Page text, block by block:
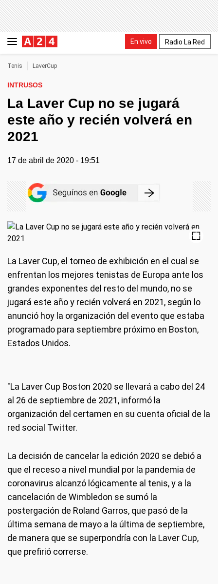
En vivo Radio La Red
Tenis LaverCup
INTRUSOS
La Laver Cup no se jugará
este año y recién volverá en
2021
17 de abril de 2020 - 19:51
La Laver Cup, el torneo de exhibición en el cual se
enfrentan los mejores tenistas de Europa ante los
grandes exponentes del resto del mundo, no se
jugará este año y recién volverá en 2021, según lo
anunció hoy la organización del evento que estaba
programado para septiembre próximo en Boston,
Estados Unidos.
"La Laver Cup Boston 2020 se llevará a cabo del 24
al 26 de septiembre de 2021, informó la
organización del certamen en su cuenta oficial de la
red social Twitter.
La decisión de cancelar la edición 2020 se debió a
que el receso a nivel mundial por la pandemia de
coronavirus alcanzó lógicamente al tenis, y a la
cancelación de Wimbledon se sumó la
postergación de Roland Garros, que pasó de la
última semana de mayo a la última de septiembre,
de manera que se superpondría con la Laver Cup,
que prefirió correrse.